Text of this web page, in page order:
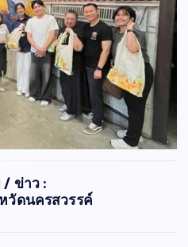
/ ข่าว :
วัดนครสวรรค์